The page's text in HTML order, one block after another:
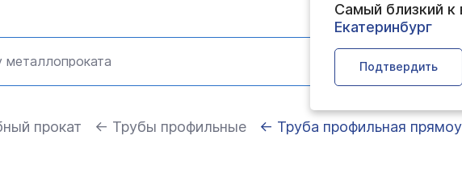
Самый близкий
Екатеринбург
Подтвердить
прокат ← Трубы профильные
← Труба профильная